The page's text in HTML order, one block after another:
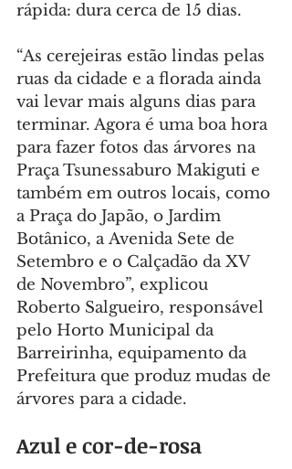
rápida: dura cerca de 15 dias.
“As cerejeiras estão lindas pelas
ruas da cidade e a florada ainda
vai levar mais alguns dias para
terminar. Agora é uma boa hora
para fazer fotos das árvores na
Praça Tsunessaburo Makiguti e
também em outros locais, como
a Praça do Japão, o Jardim
Botânico, a Avenida Sete de
Setembro e o Calçadão da XV
de Novembro”, explicou
Roberto Salgueiro, responsável
pelo Horto Municipal da
Barreirinha, equipamento da
Prefeitura que produz mudas de
árvores para a cidade.
Azul e cor-de-rosa